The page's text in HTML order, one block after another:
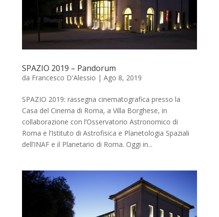
SPAZIO 2019 – Pandorum
da Francesco D'Alessio | Ago 8, 2019
SPAZIO 2019: rassegna cinematografica presso la
Casa del Cinema di Roma, a Villa Borghese, in
collaborazione con l’Osservatorio Astronomico di
Roma e l’Istituto di Astrofisica e Planetologia Spaziali
dell’INAF e il Planetario di Roma. Oggi in...